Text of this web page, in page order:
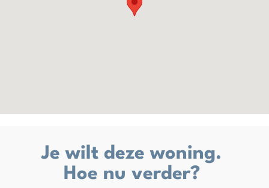
Je wilt deze woning.
Hoe nu verder?